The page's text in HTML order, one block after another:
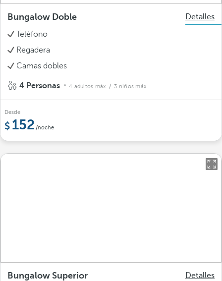
Bungalow Doble
Detalles
Teléfono
Regadera
Camas dobles
4 Personas 4 adultos máx. / 3 niños máx.
Desde
152 /noche
Bungalow Superior
Detalles